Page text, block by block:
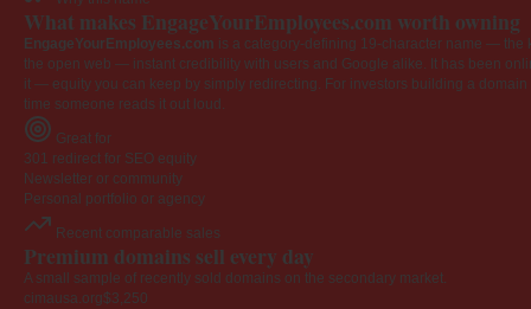
What makes EngageYourEmployees.com worth owning
EngageYourEmployees.com is a category-defining 19-character name — the
the open web — instant credibility with users and Google alike. It has been
it — equity you can keep by simply redirecting. For investors building a
time someone reads it out loud.
Great for
301 redirect for SEO equity
Newsletter or community
Personal portfolio or agency
Recent comparable sales
Premium domains sell every day
A small sample of recently sold domains on the secondary market.
cimausa.org$3,250